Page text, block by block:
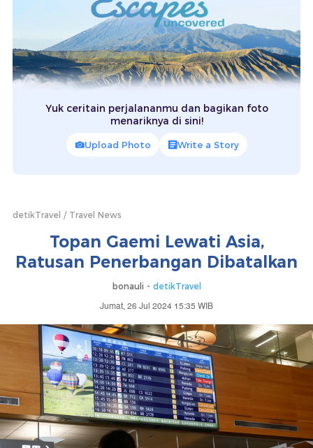
Yuk ceritain perjalananmu dan bagikan foto
menariknya di sini!
Upload Photo Write a Story
detikTravel Travel News
Topan Gaemi Lewati Asia,
Ratusan Penerbangan Dibatalkan
bonauli - detikTravel
Jumat, 26 Jul 2024 15:35 WIB